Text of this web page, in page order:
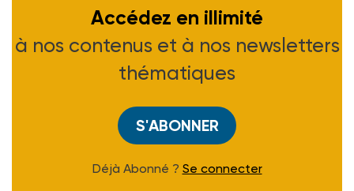
Accédez en illimité
à nos contenus et à nos newsletters
thématiques
S'ABONNER
Déjà Abonné ? Se connecter